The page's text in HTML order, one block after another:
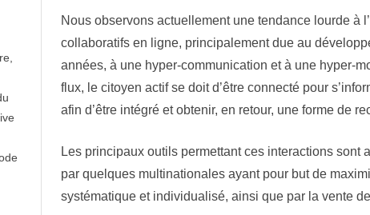
CONCRÈTES
LIBRES POPULAIRES
Nous observons actuellement une tendance lourde à
collaboratifs en ligne, principalement due au
années, à une hyper-communication et à une hyper-
flux, le citoyen actif se doit d’être connecté pour
afin d’être intégré et obtenir, en retour, une forme de
Les principaux outils permettant ces interactions sont
par quelques multinationales ayant pour but de
systématique et individualisé, ainsi que par la vente